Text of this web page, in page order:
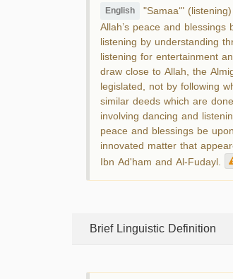
English "Samaa‘"
Allah’s peace and
listening by understanding
listening for entertainment
draw close to Allah, the
legislated, not by following
similar deeds which are
involving dancing and
peace and blessings be
innovated matter that
Ibn Ad'ham and Al-Fudayl.
Brief Linguistic Definition